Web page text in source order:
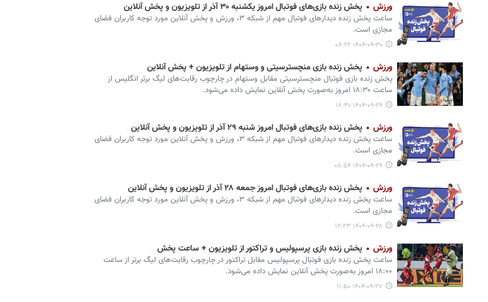
ورزش پخش زنده بازی‌های فوتبال امروز یکشنبه ۳۰ آذر از تلویزیون و پخش آنلاین
ساعت پخش زنده دیدارهای فوتبال مهم از شبکه ۳، ورزش و پخش آنلاین مورد توجه کاربران فضای
مجازی است.
۱۴۰۴-۰۹-۳۰ ۰۸:۲۲
ورزش پخش زنده بازی منچسترسیتی و وستهام از تلویزیون + پخش آنلاین
پخش زنده بازی فوتبال منچسترسیتی مقابل وستهام در چارچوب رقابت‌های لیگ برتر انگلیس از
ساعت ۱۸:۳۰ امروز به‌صورت پخش آنلاین نمایش داده می‌شود.‌
۱۴۰۴-۰۹-۲۹ ۱۸:۳۰
ورزش پخش زنده بازی‌های فوتبال امروز شنبه ۲۹ آذر از تلویزیون و پخش آنلاین
ساعت پخش زنده دیدارهای فوتبال مهم از شبکه ۳، ورزش و پخش آنلاین مورد توجه کاربران فضای
مجازی است. ‌
۱۴۰۴-۰۹-۲۹ ۰۸:۵۴
ورزش پخش زنده بازی‌های فوتبال امروز جمعه ۲۸ آذر از تلویزیون و پخش آنلاین
ساعت پخش زنده دیدارهای فوتبال مهم از شبکه ۳، ورزش و پخش آنلاین مورد توجه کاربران فضای
مجازی است. ‌
۱۴۰۴-۰۹-۲۸ ۱۲:۲۳
ورزش پخش زنده بازی پرسپولیس و تراکتور ‌از تلویزیون + ساعت پخش
ساعت پخش زنده بازی فوتبال پرسپولیس مقابل تراکتور در چارچوب رقابت‌های لیگ برتر از ساعت
۱۸:۰۰ امروز به‌صورت پخش آنلاین نمایش داده می‌شود.
۱۴۰۴-۰۹-۲۷ ۱۱:۵۰